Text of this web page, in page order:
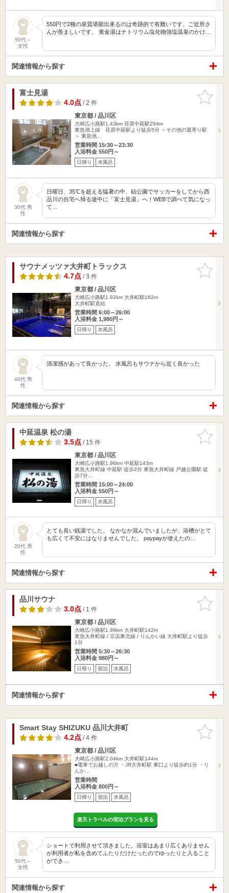
50代～
女性
550円で2種の泉質堪能出来るのは奇跡的で有難いです。ご近所さ
んが羨ましいです。 黄金湯はナトリウム塩化物強塩温泉のかけ…
関連情報から探す
お気に入
りに追加
富士見湯
4.0点/ 2 件
東京都 / 品川区
大崎広小路駅1.43km 荏原中延駅294m
東急池上線 荏原中延駅より徒歩5分 ＜その他の最寄り駅
＞ 東急池…
営業時間 15:30～23:30
入浴料金 550円～
日帰り 水風呂
30代 男
性
日曜日、35℃を超える猛暑の中、砧公園でサッカーをしてから西
品川の自宅へ帰る途中に「富士見湯」へ！WEBで調べて気になっ
て…
関連情報から探す
お気に入
りに追加
サウナメッツァ大井町トラックス
4.7点/ 3 件
東京都 / 品川区
大崎広小路駅1.92km 大井町駅162m
大井町駅直結
営業時間 6:00～26:00
入浴料金 1,980円～
日帰り 水風呂
40代 男
性
清潔感があって良かった。 水風呂もサウナから近く良かった
関連情報から探す
お気に入
りに追加
中延温泉 松の湯
3.5点/ 15 件
東京都 / 品川区
大崎広小路駅1.96km 中延駅143m
東急大井町線 中延駅 徒歩2分 東急大井町線 戸越公園駅 徒
歩7分…
営業時間 15:00～24:00
入浴料金 550円～
日帰り 水風呂
20代 男
性
とても良い銭湯でした。 なかなか混んでいましたが、浴槽がとて
も広くて不安にはなりませんでした。 paypayが使えたの…
関連情報から探す
お気に入
りに追加
品川サウナ
3.0点/ 1 件
東京都 / 品川区
大崎広小路駅1.99km 大井町駅142m
東急大井町線 / 京浜東北線 / りんかい線 大井町駅より徒歩
1分
営業時間 5:30～26:30
入浴料金 980円～
日帰り 宿泊 水風呂
関連情報から探す
お気に入
りに追加
Smart Stay SHIZUKU 品川大井町
4.2点/ 4 件
東京都 / 品川区
大崎広小路駅2.04km 大井町駅144m
■電車でお越しの方 ・JR大井町駅 東口より徒歩約1分 ・り
んか…
営業時間
入浴料金 800円～
日帰り 宿泊 水風呂
楽天トラベルの宿泊プランを見る
50代～
女性
ショートで利用させて頂きました。浴室はあまり広くありません
が利用者が私を含めてふたりだけだったのでゆったりと入ること
ができ…
関連情報から探す